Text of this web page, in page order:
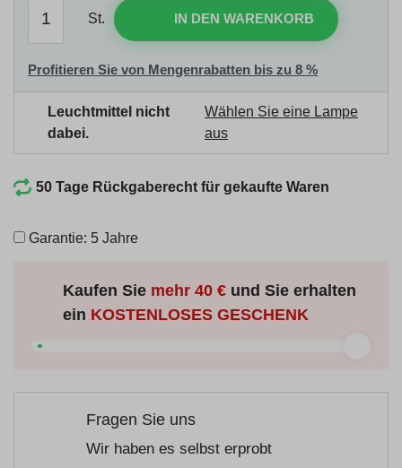
St. IN DEN WARENKORB
Profitieren Sie von Mengenrabatten bis zu 8 %
Leuchtmittel nicht
dabei.
Wählen Sie eine Lampe
aus
50 Tage Rückgaberecht für gekaufte Waren
Garantie: 5 Jahre
Kaufen Sie mehr40 €und Sie erhalten
ein KOSTENLOSES GESCHENK
Fragen Sie uns
Wir haben es selbst erprobt